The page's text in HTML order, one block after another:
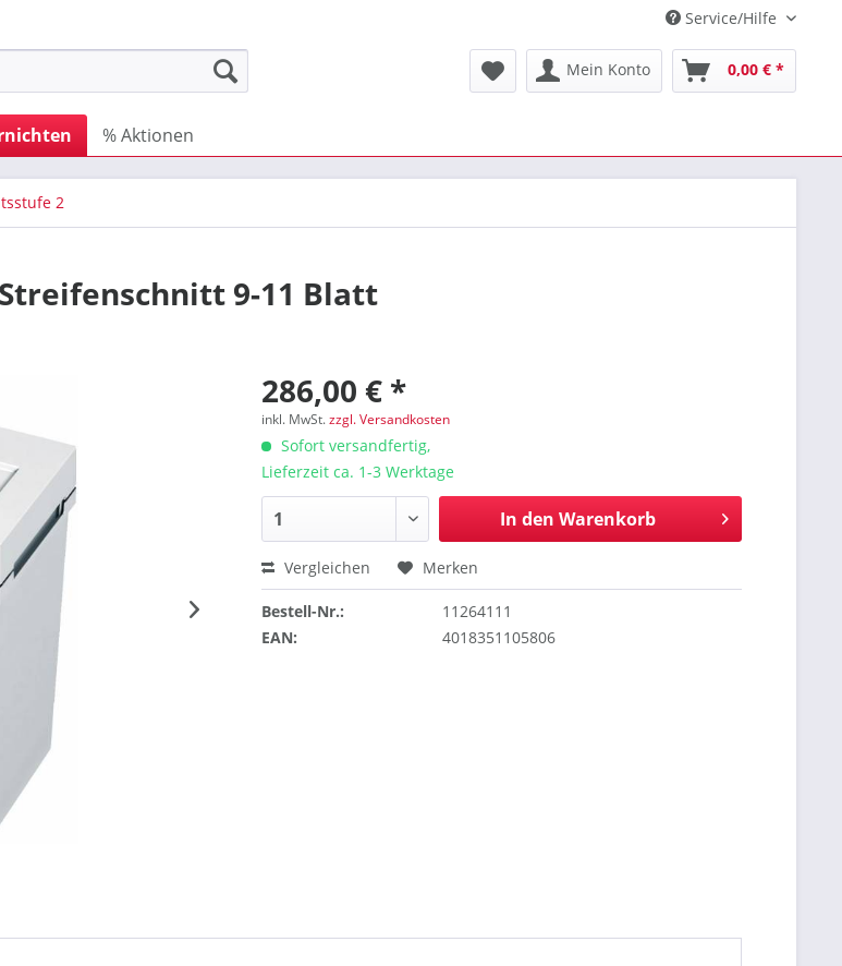
Service/Hilfe
Mein Konto 0,00 € *
% Aktionen
2
9-11 Blatt
286,00 € *
inkl. MwSt.zzgl. Versandkosten
Sofort versandfertig,
Lieferzeit ca. 1-3 Werktage
In den Warenkorb
Vergleichen Merken
Bestell-Nr.:
11264111
EAN:
4018351105806